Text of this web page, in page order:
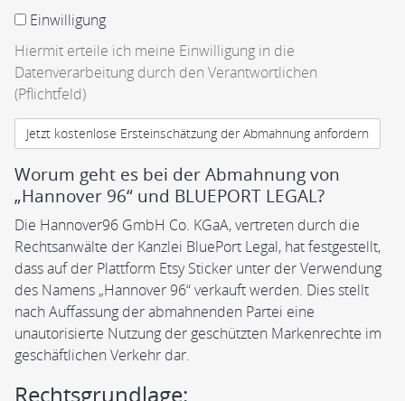
Einwilligung
Hiermit erteile ich meine Einwilligung in die
Datenverarbeitung durch den Verantwortlichen
(Pflichtfeld)
Worum geht es bei der Abmahnung von
„Hannover 96“ und BLUEPORT LEGAL?
Die Hannover96 GmbH Co. KGaA, vertreten durch die
Rechtsanwälte der Kanzlei BluePort Legal, hat festgestellt,
dass auf der Plattform Etsy Sticker unter der Verwendung
des Namens „Hannover 96“ verkauft werden. Dies stellt
nach Auffassung der abmahnenden Partei eine
unautorisierte Nutzung der geschützten Markenrechte im
geschäftlichen Verkehr dar.
Rechtsgrundlage: